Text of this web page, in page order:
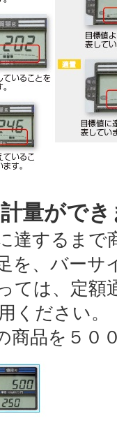
量がで
達するまで
を、バーサ
ては、定額
ください。
商品を５０